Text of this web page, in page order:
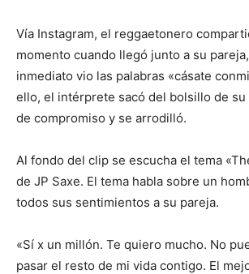
Vía Instagram, el reggaetonero
momento cuando llegó junto a su
inmediato vio las palabras «cásate
ello, el intérprete sacó del bolsillo de su
de compromiso y se arrodilló.
Al fondo del clip se escucha el tema
de JP Saxe. El tema habla sobre un
todos sus sentimientos a su pareja.
«Sí x un millón. Te quiero mucho. No
pasar el resto de mi vida contigo. El